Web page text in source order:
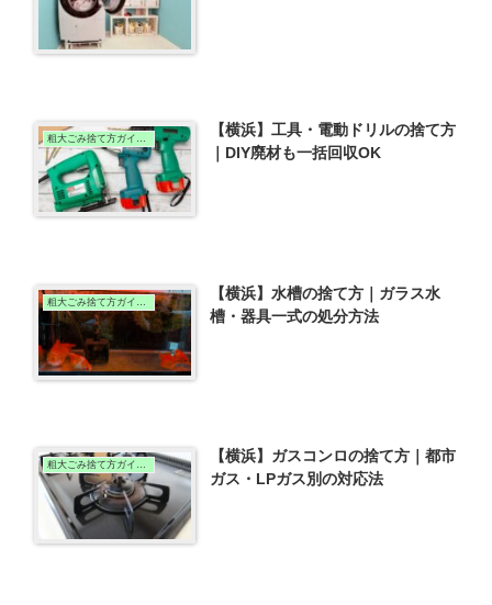
粗大ごみ捨て方ガイド（横浜版）
【横浜】工具・電動ドリルの捨て方
｜DIY廃材も一括回収OK
粗大ごみ捨て方ガイド（横浜版）
【横浜】水槽の捨て方｜ガラス水
槽・器具一式の処分方法
粗大ごみ捨て方ガイド（横浜版）
【横浜】ガスコンロの捨て方｜都市
ガス・LPガス別の対応法